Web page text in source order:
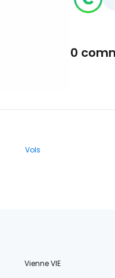
0
Vols
Vienne VIE